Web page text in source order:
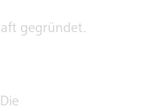
gegründet.